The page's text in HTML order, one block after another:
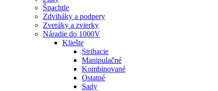
Špachtle
Zdviháky a podpery
Zveráky a zvierky
Náradie do 1000V
Kliešte
Strihacie
Manipulačné
Kombinované
Ostatné
Sady